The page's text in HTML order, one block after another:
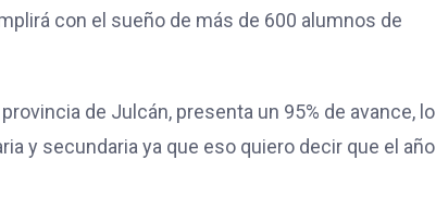
con el sueño de más de 600 alumnos de
de Julcán, presenta un 95% de avance, lo
y secundaria ya que eso quiero decir que el año